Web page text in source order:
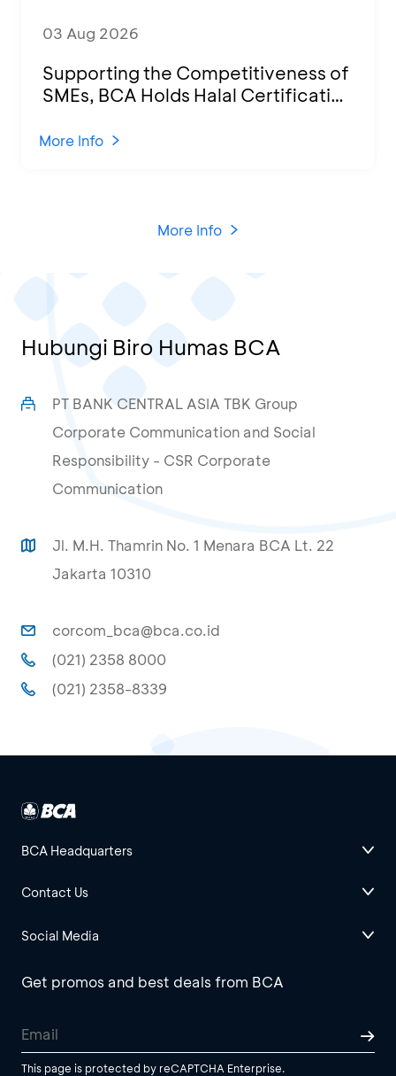
03 Aug 2026
Supporting the Competitiveness of
SMEs, BCA Holds Halal Certification
KCU Tanjung Priok
More Info
More Info
Hubungi Biro Humas BCA
PT BANK CENTRAL ASIA TBK Group
Corporate Communication and Social
Responsibility - CSR Corporate
Communication
Jl. M.H. Thamrin No. 1 Menara BCA Lt. 22
Jakarta 10310
corcom_bca@bca.co.id
(021) 2358 8000
(021) 2358-8339
BCA Headquarters
Contact Us
Social Media
Get promos and best deals from BCA
This page is protected by reCAPTCHA Enterprise.